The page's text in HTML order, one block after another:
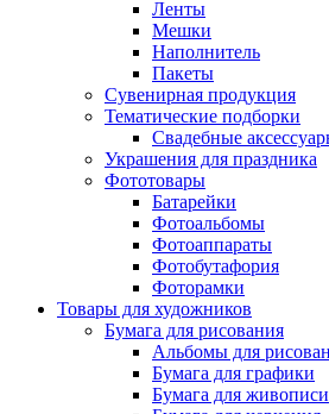
Ленты
Мешки
Наполнитель
Пакеты
Сувенирная продукция
Тематические подборки
Свадебные
Украшения для праздника
Фототовары
Батарейки
Фотоальбомы
Фотоаппараты
Фотобутафория
Фоторамки
Товары для художников
Бумага для рисования
Альбомы для
Бумага для графики
Бумага для живописи